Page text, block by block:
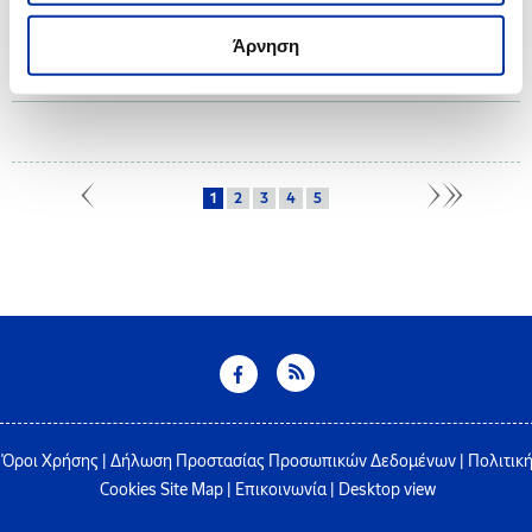
Άρνηση
19.04.2024
ΕΛ.ΠΕ: Εφιστά την προσοχή των πολιτών για επενδυτική απάτη μέσω
διαδικτύου
1 2 3 4 5
Όροι Χρήσης Δήλωση Προστασίας Προσωπικών Δεδομένων
Πολιτική
Cookies Site Map| Επικοινωνία| Desktop view